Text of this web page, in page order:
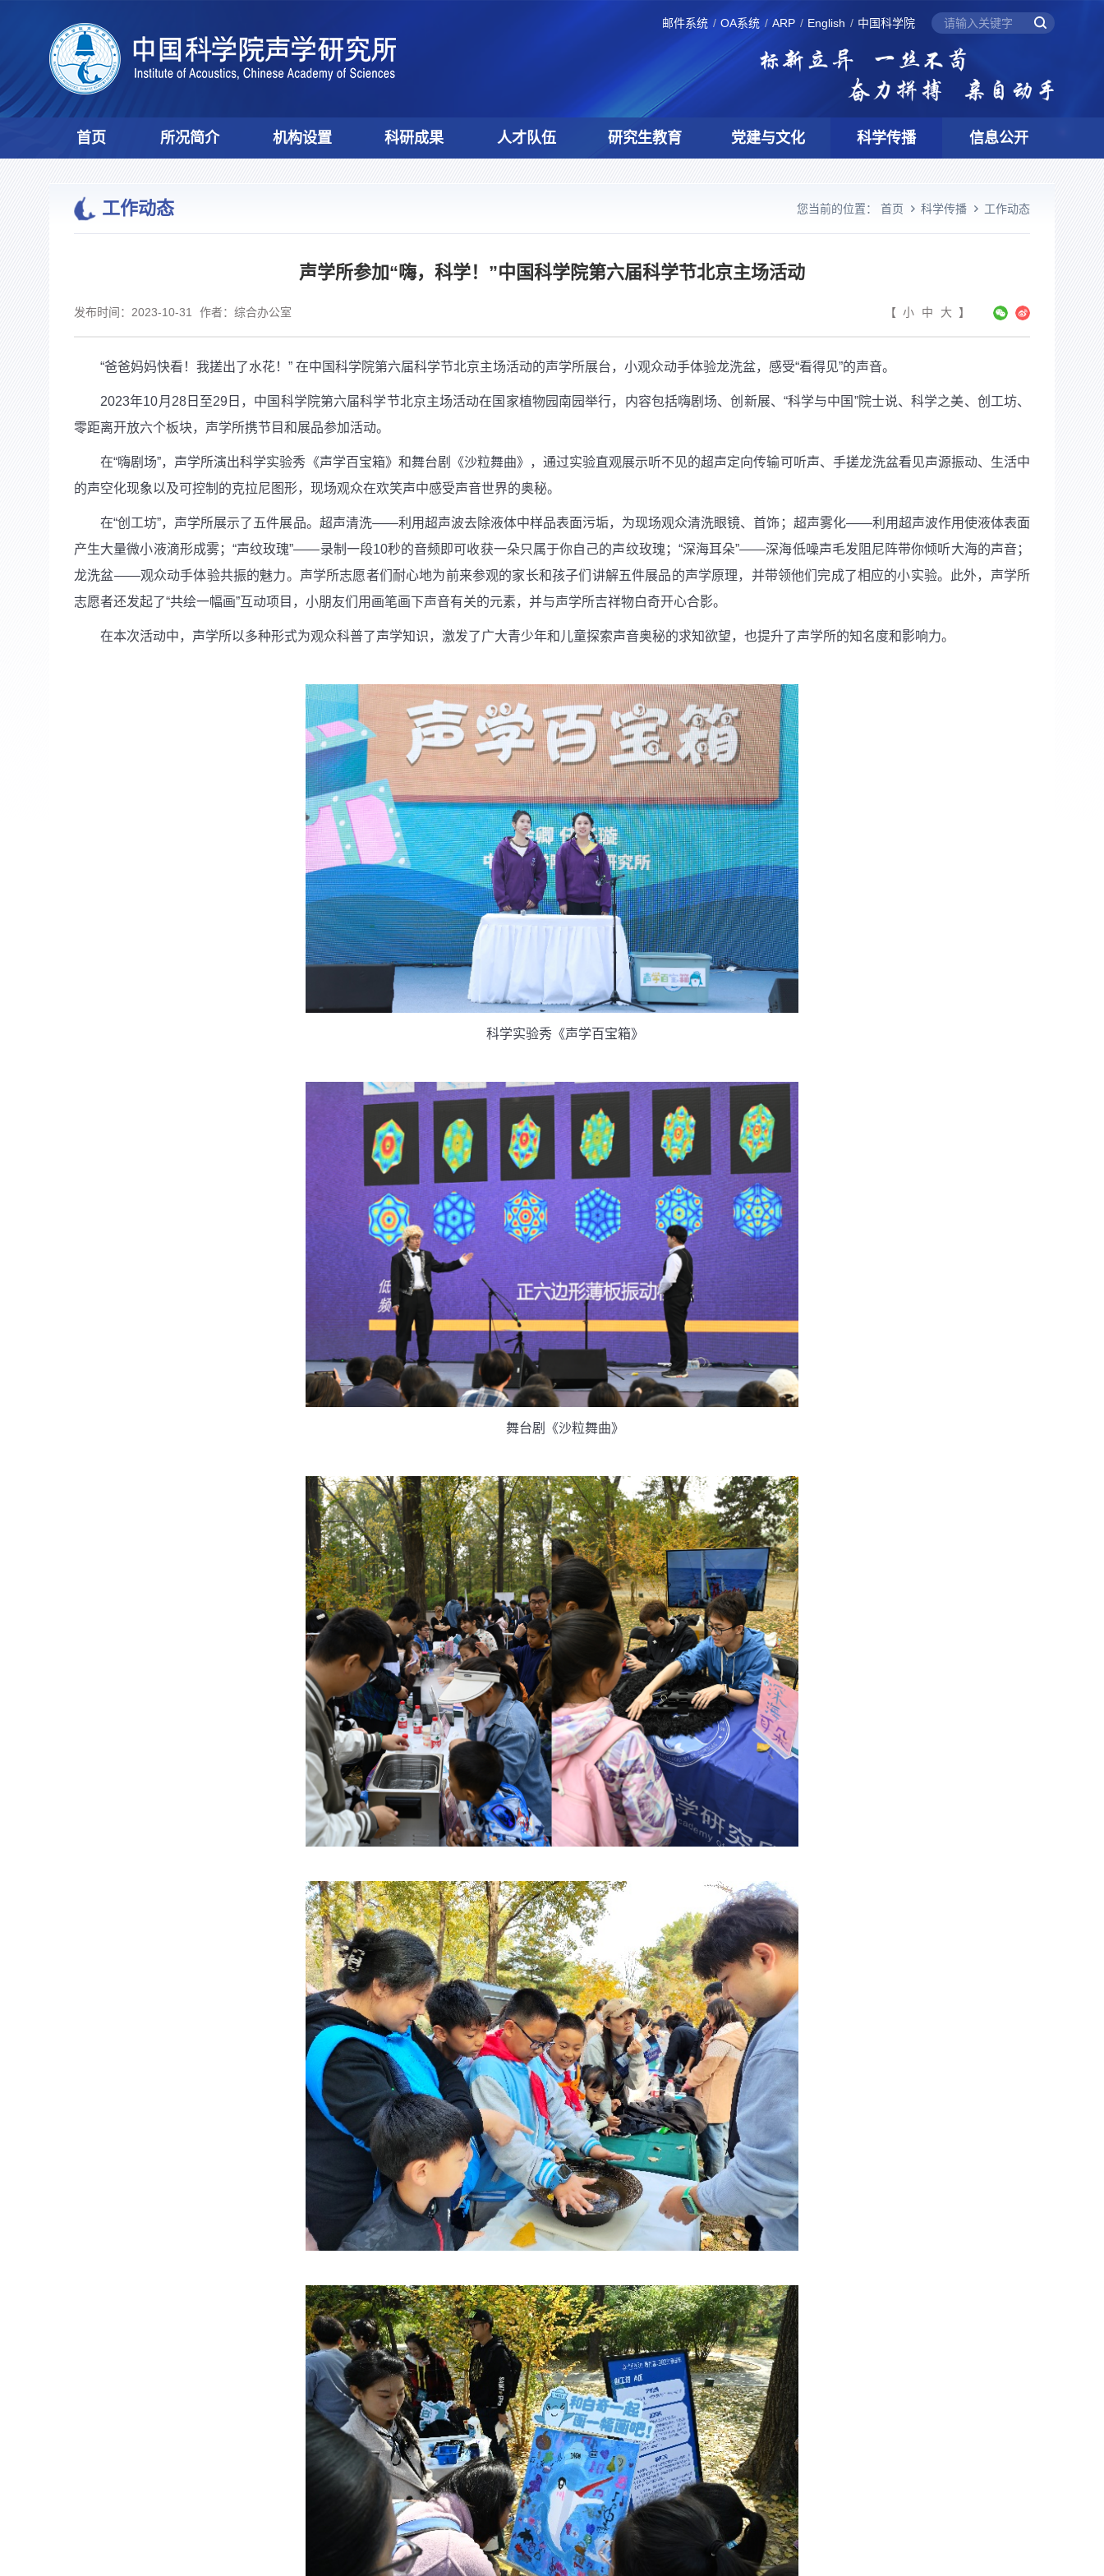
邮件系统 OA系统 ARP English 中国科学院
首页 所况简介 机构设置 科研成果 人才队伍 研究生教育 党建与文化 科学传播 信息公开
工作动态 您当前的位置： 首页 科学传播 工作动态
声学所参加“嗨，科学！”中国科学院第六届科学节北京主场活动
发布时间：2023-10-31 作者：综合办公室 【 小 中 大 】
“爸爸妈妈快看！我搓出了水花！” 在中国科学院第六届科学节北京主场活动的声学所展台，小观众动手体验龙洗盆，感受“看得见”的声音。
2023年10月 28日至29 日，中国科学院第六届科学节北京主场活动在国家植物园南园举行，内容包括嗨剧场、创新展、“科学与中国”院士说、科学之美、创工坊、
零距离开放六个板块，声学所携节目和展品参加活动。
在“嗨剧场”，声学所演出科学实验秀《声学百宝箱》和舞台剧《沙粒舞曲》，通过实验直观展示听不见的超声定向传输可听声、手搓龙洗盆看见声源振动、生活中
的声空化现象以及可控制的克拉尼图形，现场观众在欢笑声中感受声音世界的奥秘。
在“创工坊”，声学所展示了五件展品。超声清洗——利用超声波去除液体中样品表面污垢，为现场观众清洗眼镜、首饰；超声雾化——利用超声波作用使液体表面
产生大量微小液滴形成雾；“声纹玫瑰”——录制一段10秒的音频即可收获一朵只属于你自己的声纹玫瑰；“深海耳朵”——深海低噪声毛发阻尼阵带你倾听大海的声音；
龙洗盆——观众动手体验共振的魅力。声学所志愿者们耐心地为前来参观的家长和孩子们讲解五件展品的声学原理，并带领他们完成了相应的小实验。此外，声学所
志愿者还发起了“共绘一幅画”互动项目，小朋友们用画笔画下声音有关的元素，并与声学所吉祥物白奇开心合影。
在本次活动中，声学所以多种形式为观众科普了声学知识，激发了广大青少年和儿童探索声音奥秘的求知欲望，也提升了声学所的知名度和影响力。
科学实验秀《声学百宝箱》
舞台剧《沙粒舞曲》